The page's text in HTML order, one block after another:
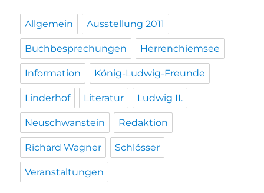
Allgemein Ausstellung 2011
Buchbesprechungen Herrenchiemsee
Information König-Ludwig-Freunde
Linderhof Literatur Ludwig II.
Neuschwanstein Redaktion
Richard Wagner Schlösser
Veranstaltungen